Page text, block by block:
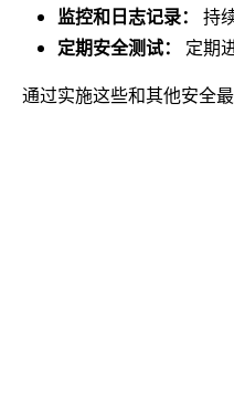
监控和日志记录：
持
定期安全测试：
定期
通过实施这些和其他安全